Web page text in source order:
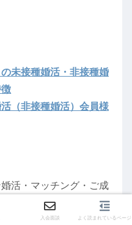
未接種婚活・非接種婚
（非接種婚活）会員様
活・マッチング・ご成
のページ、リアルタイ
ページ をご覧ください。
入会面談 よく読まれているページ